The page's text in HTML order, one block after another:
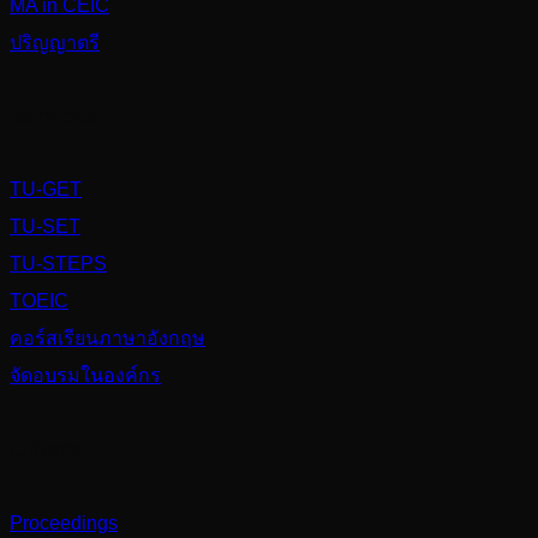
MA in CEIC
ปริญญาตรี
TU-GET
TU-SET
TU-STEPS
TOEIC
คอร์สเรียนภาษาอังกฤษ
จัดอบรมในองค์กร
Proceedings